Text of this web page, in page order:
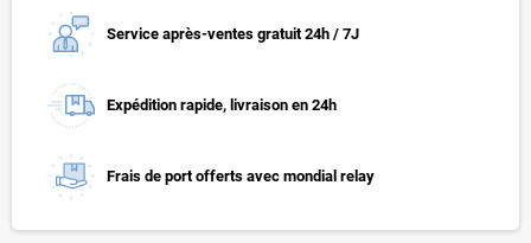
Service après-ventes gratuit 24h / 7J
Expédition rapide, livraison en 24h
Frais de port offerts avec mondial relay